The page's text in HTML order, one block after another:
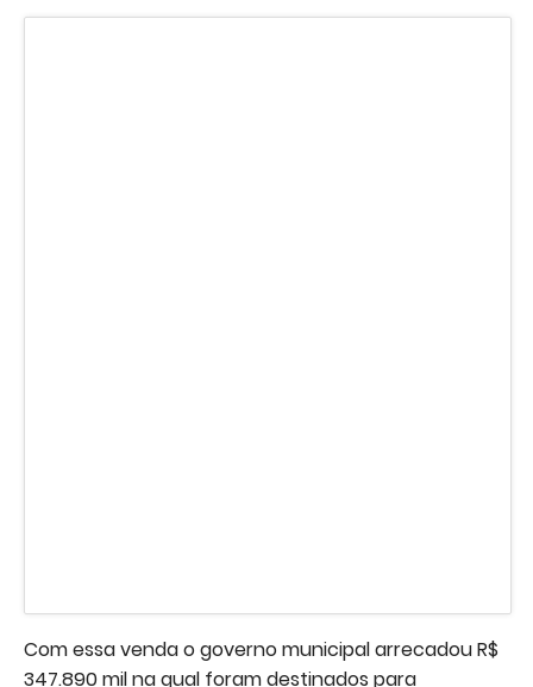
Com essa venda o governo municipal arrecadou R$
347.890 mil na qual foram destinados para